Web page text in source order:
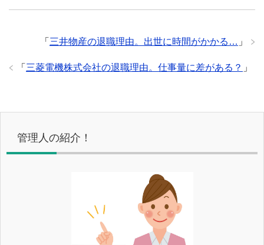
「 三井物産の退職理由。出世に時間がかかる… 」
「 三菱電機株式会社の退職理由。仕事量に差がある？ 」
管理人の紹介！